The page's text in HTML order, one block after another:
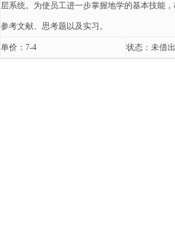
层系统。为使员工进一步掌握地学的基本技能
参考文献、思考题以及实习。
单价：7-4 状态：未借出